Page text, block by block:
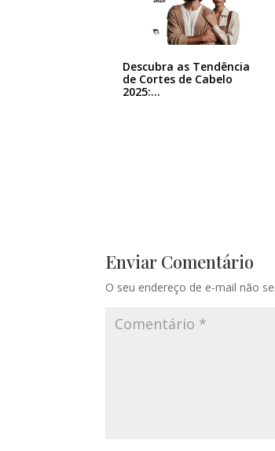
Descubra as Tendência
de Cortes de Cabelo
2025:…
Enviar Comentário
O seu endereço de e-mail não